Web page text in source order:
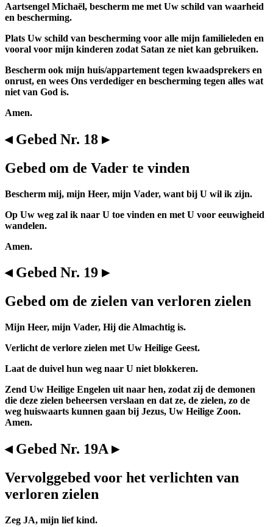
Aartsengel Michaël, bescherm me met Uw schild van waarheid
en bescherming.
Plats Uw schild van bescherming voor alle mijn familieleden en
vooral voor mijn kinderen zodat Satan ze niet kan gebruiken.
Bescherm ook mijn huis/appartement tegen kwaadsprekers en
onrust, en wees Ons verdediger en bescherming tegen alles wat
niet van God is.
Amen.
◂ Gebed Nr. 18 ▸
Gebed om de Vader te vinden
Bescherm mij, mijn Heer, mijn Vader, want bij U wil ik zijn.
Op Uw weg zal ik naar U toe vinden en met U voor eeuwigheid
wandelen.
Amen.
◂ Gebed Nr. 19 ▸
Gebed om de zielen van verloren zielen
Mijn Heer, mijn Vader, Hij die Almachtig is.
Verlicht de verlore zielen met Uw Heilige Geest.
Laat de duivel hun weg naar U niet blokkeren.
Zend Uw Heilige Engelen uit naar hen, zodat zij de demonen
die deze zielen beheersen verslaan en dat ze, de zielen, zo de
weg huiswaarts kunnen gaan bij Jezus, Uw Heilige Zoon.
Amen.
◂ Gebed Nr. 19A ▸
Vervolggebed voor het verlichten van
verloren zielen
Zeg JA, mijn lief kind.